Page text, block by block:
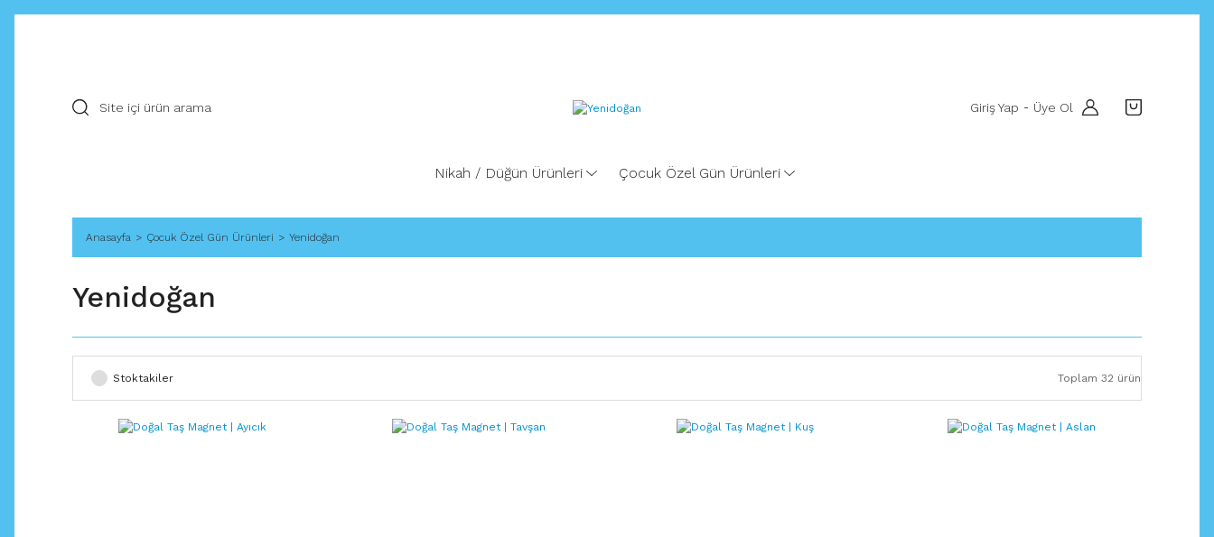
Giriş Yap - Üye Ol
Nikah / Düğün Ürünleri Çocuk Özel Gün Ürünleri
Anasayfa Çocuk Özel Gün Ürünleri Yenidoğan
Yenidoğan
Stoktakiler Toplam 32 ürün